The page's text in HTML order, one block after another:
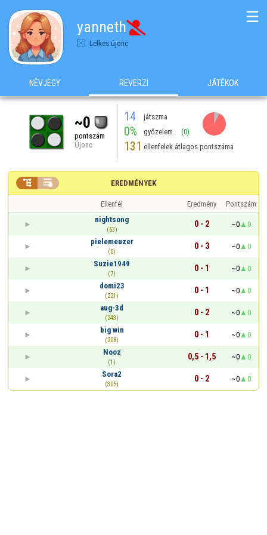
yanneth
Lelkes újonc
☰
NÉVJEGY REVERZI JÁTÉKOK
~0
pontszám
Újonc
14 játszma
0% győzelem (0)
131 ellenfelek átlagos pontszáma
EREDMÉNYEK
 
Ellenfél Eredmény
Pontszám
nightsong
(63)
0 - 2 ~0
0
pielemeuzer
(0)
0 - 3 ~0
0
Suzie1949
(7)
0 - 1 ~0
0
domi23
(221)
0 - 1 ~0
0
aug-3d
(243)
0 - 2 ~0
0
big win
(208)
0 - 1 ~0
0
Nooz
(1)
0,5 - 1,5 ~0
0
Sora2
(305)
0 - 2 ~0 0